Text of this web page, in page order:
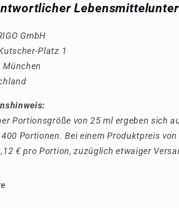
GmbH
Platz 1
München
Portionsgröße von 25 ml ergeben sich
Portionen. Bei einem Produktpreis
€ pro Portion, zuzüglich etwaiger